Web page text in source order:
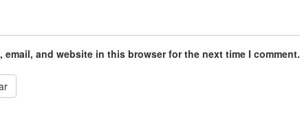
email, and website in this browser for the next time I comment.